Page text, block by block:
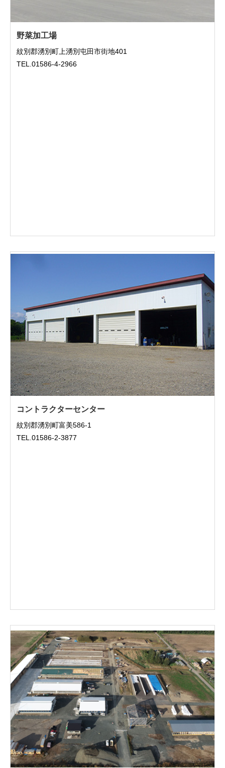
野菜加工場
紋別郡湧別町上湧別屯田市街地401
TEL.01586-4-2966
コントラクターセンター
紋別郡湧別町富美586-1
TEL.01586-2-3877